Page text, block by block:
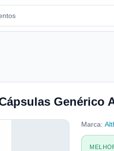
Genérico
Marca: